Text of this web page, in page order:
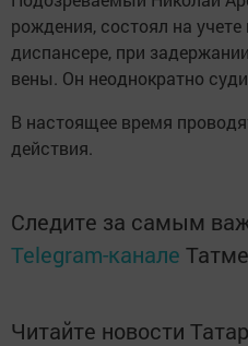
рождения, состоял на
диспансере, при
вены. Он неоднократно
В настоящее время
действия.
Следите за самым
Telegram-канале
Читайте новости